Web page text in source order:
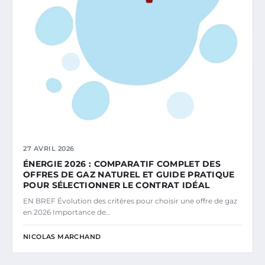
27 AVRIL 2026
ÉNERGIE 2026 : COMPARATIF COMPLET DES
OFFRES DE GAZ NATUREL ET GUIDE PRATIQUE
POUR SÉLECTIONNER LE CONTRAT IDÉAL
EN BREF Évolution des critères pour choisir une offre de gaz
en 2026 Importance de…
NICOLAS MARCHAND